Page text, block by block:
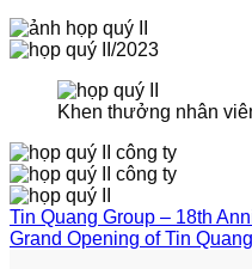
Khen thưởng nhân
Tin Quang Group – 18th
Grand Opening of Tin